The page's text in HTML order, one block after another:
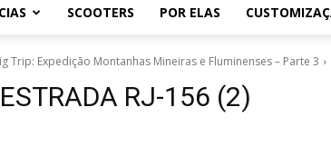
SCOOTERS POR ELAS
Trip: Expedição Montanhas Mineiras e Fluminenses – Parte 3
RJ-156 (2)